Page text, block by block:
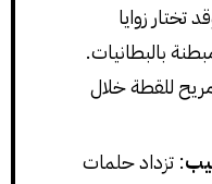
تختار زوايا
بالبطانيات.
للقطة خلال
: تزداد حلمات